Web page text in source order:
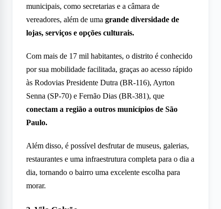
municipais, como secretarias e a câmara de
vereadores, além de uma grande diversidade de
lojas, serviços e opções culturais.
Com mais de 17 mil habitantes, o distrito é conhecido
por sua mobilidade facilitada, graças ao acesso rápido
às Rodovias Presidente Dutra (BR-116), Ayrton
Senna (SP-70) e Fernão Dias (BR-381), que
conectam a região a outros municípios de São
Paulo.
Além disso, é possível desfrutar de museus, galerias,
restaurantes e uma infraestrutura completa para o dia a
dia, tornando o bairro uma excelente escolha para
morar.